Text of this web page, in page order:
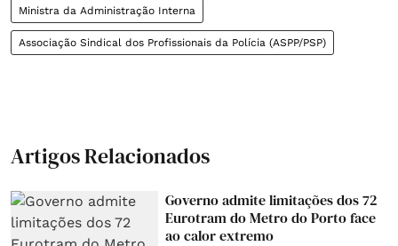
Ministra da Administração Interna
Associação Sindical dos Profissionais da Polícia (ASPP/PSP)
Artigos Relacionados
Governo admite limitações dos 72
Eurotram do Metro do Porto face
ao calor extremo